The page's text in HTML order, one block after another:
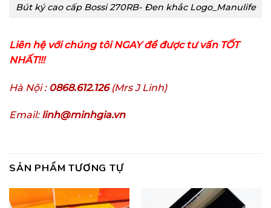
Bút ký cao cấp Bossi 270RB- Đen khắc Logo_Manulife
Liên hệ với chúng tôi NGAY để được tư vấn TỐT
NHẤT!!!
Hà Nội : 0868.612.126 (Mrs J Linh)
Email: linh@minhgia.vn
SẢN PHẨM TƯƠNG TỰ